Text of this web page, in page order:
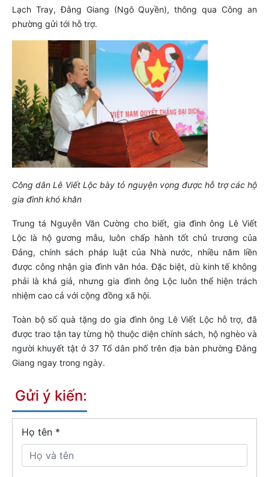
Lạch Tray, Đằng Giang (Ngô Quyền), thông qua Công an
phường gửi tới hỗ trợ.
Công dân Lê Viết Lộc bày tỏ nguyện vọng được hỗ trợ các hộ
gia đình khó khăn
Trung tá Nguyễn Văn Cường cho biết, gia đình ông Lê Viết
Lộc là hộ gương mẫu, luôn chấp hành tốt chủ trương của
Đảng, chính sách pháp luật của Nhà nước, nhiều năm liền
được công nhận gia đình văn hóa. Đặc biệt, dù kinh tế không
phải là khá giả, nhưng gia đình ông Lộc luôn thể hiện trách
nhiệm cao cả với cộng đồng xã hội.
Toàn bộ số quà tặng do gia đình ông Lê Viết Lộc hỗ trợ, đã
được trao tận tay từng hộ thuộc diện chính sách, hộ nghèo và
người khuyết tật ở 37 Tổ dân phố trên địa bàn phường Đằng
Giang ngay trong ngày.
Gửi ý kiến:
Họ tên *